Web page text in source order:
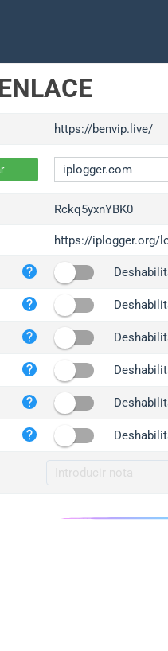
https://benvip.live/
iplogger.org
wl.gl
ed.tc
iplogger.com
iplogger.co
2no.co
yip.su
iplogger.info
Rckq5yxnYBK0
https://iplogger.org/